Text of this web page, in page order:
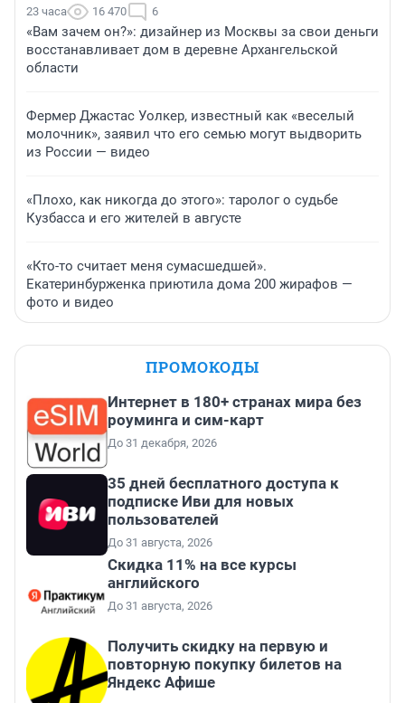
23 часа 16 470 6
«Вам зачем он?»: дизайнер из Москвы за свои деньги
восстанавливает дом в деревне Архангельской
области
Фермер Джастас Уолкер, известный как «веселый
молочник», заявил что его семью могут выдворить
из России — видео
«Плохо, как никогда до этого»: таролог о судьбе
Кузбасса и его жителей в августе
«Кто-то считает меня сумасшедшей».
Екатеринбурженка приютила дома 200 жирафов —
фото и видео
ПРОМОКОДЫ
Интернет в 180+ странах мира без
роуминга и сим-карт
До 31 декабря, 2026
35 дней бесплатного доступа к
подписке Иви для новых
пользователей
До 31 августа, 2026
Скидка 11% на все курсы
английского
До 31 августа, 2026
Получить скидку на первую и
повторную покупку билетов на
Яндекс Афише